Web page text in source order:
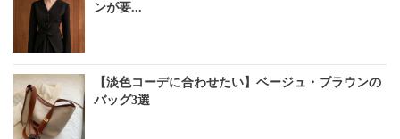
ンが要...
【淡色コーデに合わせたい】ベージュ・ブラウンの
バッグ3選